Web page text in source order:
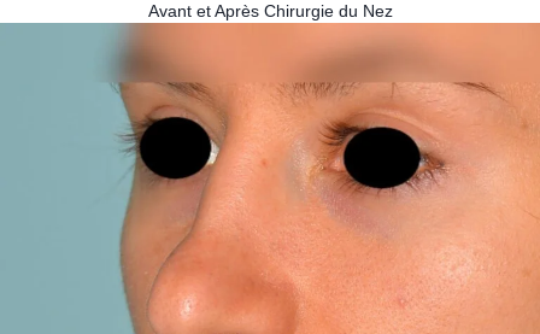
Avant et Après Chirurgie du Nez